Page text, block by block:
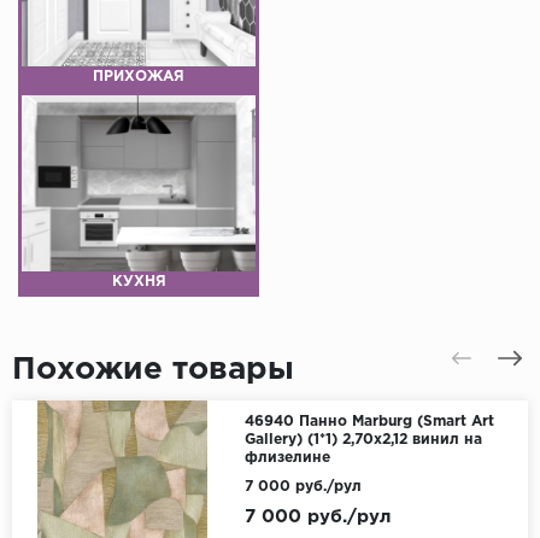
ПРИХОЖАЯ
КУХНЯ
Похожие товары
46940 Панно Marburg (Smart Art
Gallery) (1*1) 2,70x2,12 винил на
флизелине
7 000 руб./рул
7 000 руб./рул